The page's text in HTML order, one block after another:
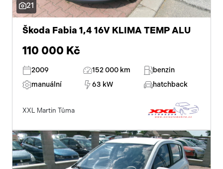
21
Škoda Fabia 1,4 16V KLIMA TEMP ALU
110 000 Kč
2009 152 000 km
benzin
manuální
63 kW hatchback
XXL Martin Tůma